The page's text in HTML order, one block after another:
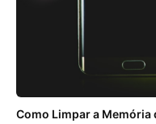
Como Limpar a Memória